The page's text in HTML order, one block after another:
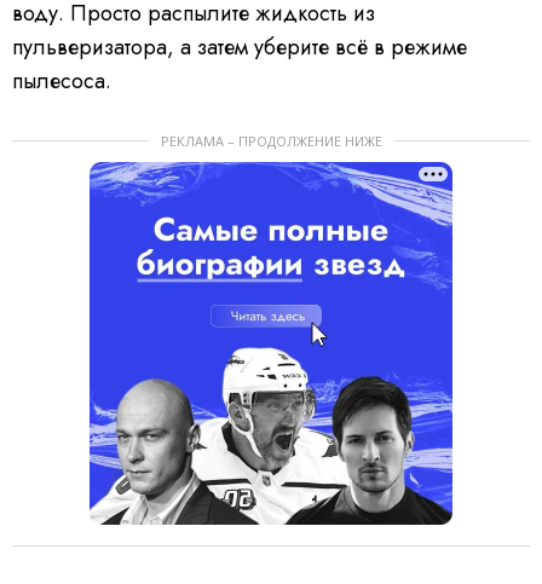
воду. Просто распылите жидкость из
пульверизатора, а затем уберите всё в режиме
пылесоса.
РЕКЛАМА – ПРОДОЛЖЕНИЕ НИЖЕ